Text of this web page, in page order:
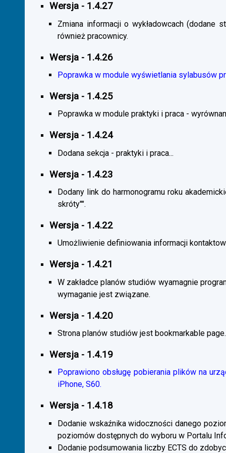
Wersja - 1.4.27
Zmiana informacji o wykładowcach (dodane
również pracownicy.
Wersja - 1.4.26
Poprawka w module wyświetlania sylabusów
Wersja - 1.4.25
Poprawka w module praktyki i praca -
Wersja - 1.4.24
Dodana sekcja - praktyki i praca...
Wersja - 1.4.23
Dodany link do harmonogramu roku
skróty"".
Wersja - 1.4.22
Umożliwienie definiowania informacji
Wersja - 1.4.21
W zakładce planów studiów wyamagnie
wymaganie jest związane.
Wersja - 1.4.20
Strona planów studiów jest bookmarkable page.
Wersja - 1.4.19
Poprawiono obsługę pobierania plików na
iPhone, S60.
Wersja - 1.4.18
Dodanie wskaźnika widoczności danego
poziomów dostępnych do wyboru w Portalu
Dodanie podsumowania liczby ECTS do